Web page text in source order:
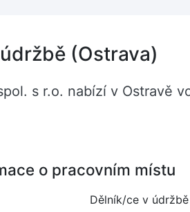
(Ostrava)
s r.o. nabízí v Ostravě
o pracovním místu
Dělník/ce v údržbě